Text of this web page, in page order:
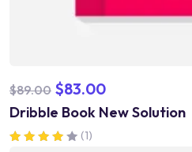
$89.00 $83.00
Dribble Book New Solution
(1)